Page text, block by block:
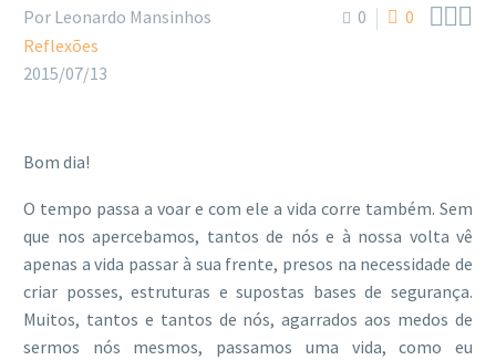
0 0 
Por Leonardo Mansinhos
Reflexões
2015/07/13
Bom dia!
O tempo passa a voar e com ele a vida corre também. Sem
que nos apercebamos, tantos de nós e à nossa volta vê
apenas a vida passar à sua frente, presos na necessidade de
criar posses, estruturas e supostas bases de segurança.
Muitos, tantos e tantos de nós, agarrados aos medos de
sermos nós mesmos, passamos uma vida, como eu